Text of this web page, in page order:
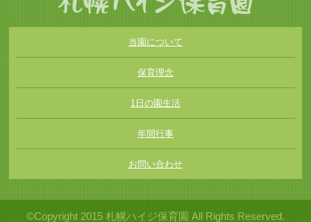
当園について
保育理念
1日の園生活
年間行事
お問い合わせ
©Copyright 2015 札幌ハイジ保育園 All Rights Reserved.